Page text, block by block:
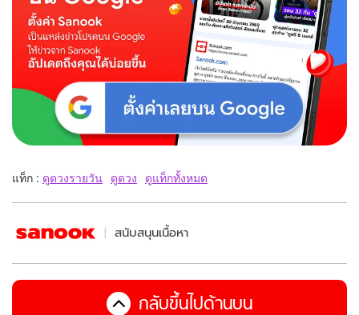
แท็ก : ดูดวงรายวัน ดูดวง ดูแท็กทั้งหมด
สนับสนุนเนื้อหา
กลับขึ้นไปด้านบน